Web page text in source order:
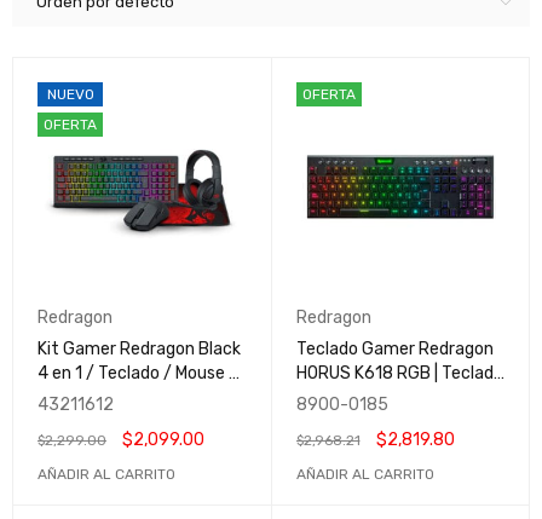
NUEVO
OFERTA
Redragon
Kit Gamer Redragon Black
4 en 1 / Teclado / Mouse /
Mousepad / Headset /
43211612
$2,299.00 $2,099.00
AÑADIR AL CARRITO
OFERTA
Redragon
Teclado Gamer Redragon
HORUS K618 RGB | Teclado
Mecánico | Switch Red
K618-RGB-SP
8900-0185
$2,968.21 $2,819.80
AÑADIR AL CARRITO